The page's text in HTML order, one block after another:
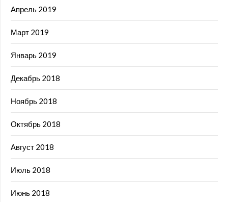
Апрель 2019
Март 2019
Январь 2019
Декабрь 2018
Ноябрь 2018
Октябрь 2018
Август 2018
Июль 2018
Июнь 2018